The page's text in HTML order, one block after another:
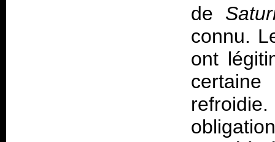
de
connu.
ont
refroidie.